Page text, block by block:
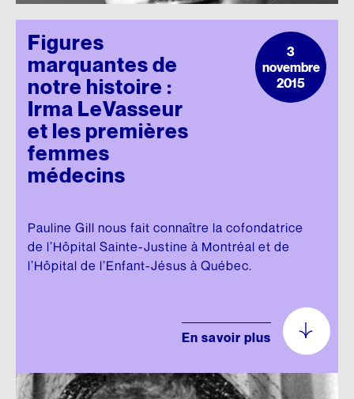
Figures
marquantes de
notre histoire :
Irma LeVasseur
et les premières
femmes
médecins
Pauline Gill nous fait connaître la cofondatrice
de l’Hôpital Sainte-Justine à Montréal et de
l’Hôpital de l’Enfant-Jésus à Québec.
En savoir plus
3
novembre
2015